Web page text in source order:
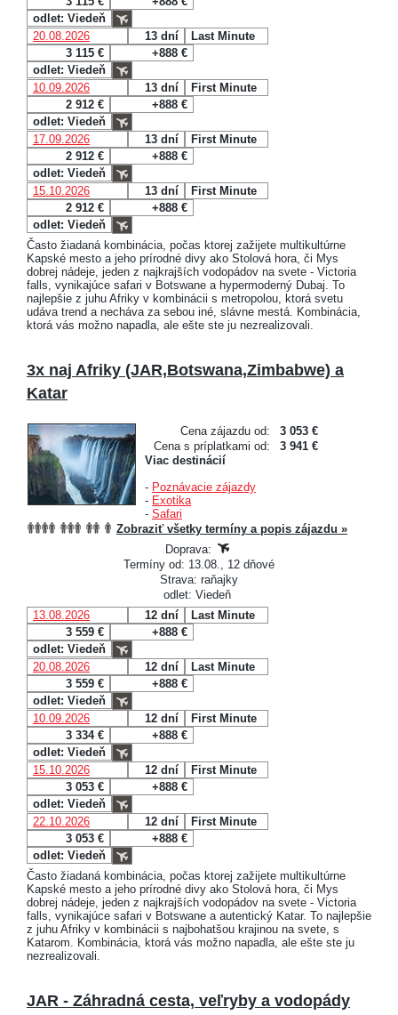
odlet: Viedeň
20.08.2026
13 dní
Last Minute
3 115 €
+888 €
odlet: Viedeň
10.09.2026
13 dní
First Minute
2 912 €
+888 €
odlet: Viedeň
17.09.2026
13 dní
First Minute
2 912 €
+888 €
odlet: Viedeň
15.10.2026
13 dní
First Minute
2 912 €
+888 €
odlet: Viedeň
Často žiadaná kombinácia, počas ktorej zažijete multikultúrne
Kapské mesto a jeho prírodné divy ako Stolová hora, či Mys
dobrej nádeje, jeden z najkrajších vodopádov na svete - Victoria
falls, vynikajúce safari v Botswane a hypermoderný Dubaj. To
najlepšie z juhu Afriky v kombinácii s metropolou, ktorá svetu
udáva trend a necháva za sebou iné, slávne mestá. Kombinácia,
ktorá vás možno napadla, ale ešte ste ju nezrealizovali.
3x naj Afriky (JAR,Botswana,Zimbabwe) a
Katar
Cena zájazdu od:
3 053 €
Cena s príplatkami od:
3 941 €
Viac destinácií
- Poznávacie zájazdy
- Exotika
- Safari
Zobraziť všetky termíny a popis zájazdu »
Doprava:
Termíny od: 13.08., 12 dňové
Strava: raňajky
odlet: Viedeň
13.08.2026
12 dní
Last Minute
3 559 €
+888 €
odlet: Viedeň
20.08.2026
12 dní
Last Minute
3 559 €
+888 €
odlet: Viedeň
10.09.2026
12 dní
First Minute
3 334 €
+888 €
odlet: Viedeň
15.10.2026
12 dní
First Minute
3 053 €
+888 €
odlet: Viedeň
22.10.2026
12 dní
First Minute
3 053 €
+888 €
odlet: Viedeň
Často žiadaná kombinácia, počas ktorej zažijete multikultúrne
Kapské mesto a jeho prírodné divy ako Stolová hora, či Mys
dobrej nádeje, jeden z najkrajších vodopádov na svete - Victoria
falls, vynikajúce safari v Botswane a autentický Katar. To najlepšie
z juhu Afriky v kombinácii s najbohatšou krajinou na svete, s
Katarom. Kombinácia, ktorá vás možno napadla, ale ešte ste ju
nezrealizovali.
JAR - Záhradná cesta, veľryby a vodopády